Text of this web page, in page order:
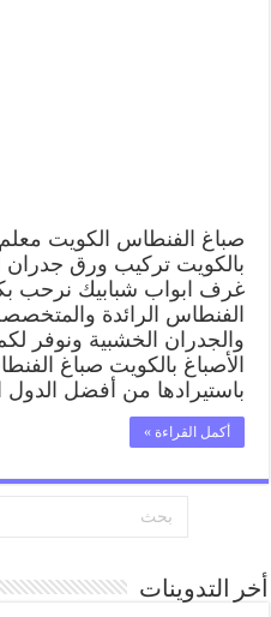
صباغ الفنطاس الكويت
بالكويت تركيب ورق جدران
غرف ابواب شبابيك نرحب
الفنطاس الرائدة
والجدران الخشبية ونوفر
الأصباغ بالكويت صباغ
باستيرادها من أفضل الدول
أكمل القراءة »
أخر التدوينات